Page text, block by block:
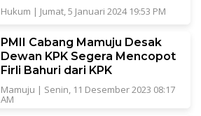
Hukum | Jumat, 5 Januari 2024 19:53 PM
PMII Cabang Mamuju Desak
Dewan KPK Segera Mencopot
Firli Bahuri dari KPK
Mamuju | Senin, 11 Desember 2023 08:17
AM